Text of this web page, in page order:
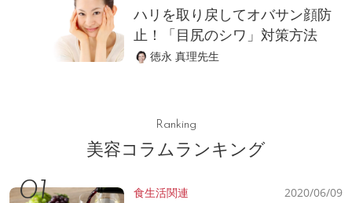
ハリを取り戻してオバサン顔防
止！「目尻のシワ」対策方法
徳永 真理先生
Ranking
美容コラムランキング
食生活関連 2020/06/09